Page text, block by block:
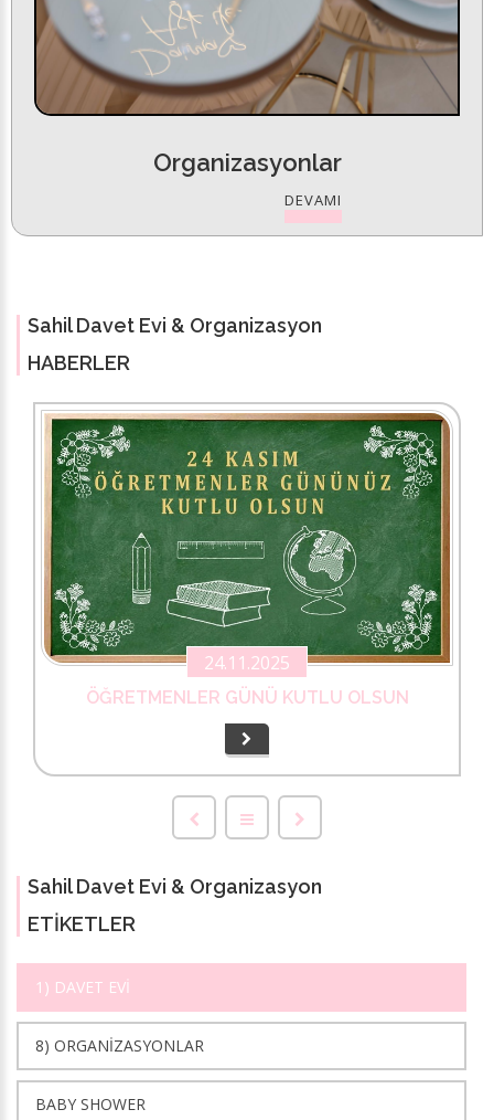
Organizasyonlar
DEVAMI
Sahil Davet Evi & Organizasyon
HABERLER
24.11.2025
ÖĞRETMENLER GÜNÜ KUTLU OLSUN
Sahil Davet Evi & Organizasyon
ETIKETLER
1) DAVET EVİ
8) ORGANİZASYONLAR
BABY SHOWER